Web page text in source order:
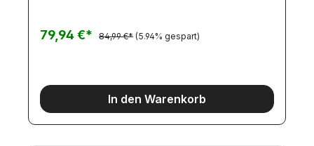
79,94 €* 84,99 €* (5.94% gespart)
In den Warenkorb